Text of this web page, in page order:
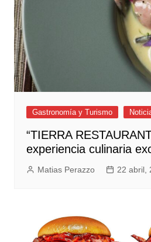
Gastronomía y Turismo
“TIERRA
experiencia culinaria
Matias Perazzo 22 abril,